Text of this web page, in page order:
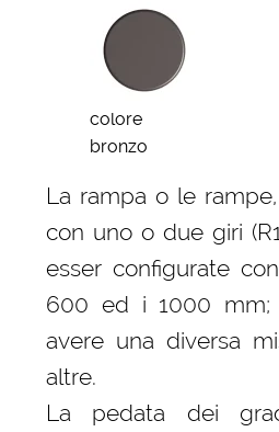
colore
bronzo
La rampa o le
con uno o due giri
esser configurate
600 ed i 1000 mm;
avere una diversa
altre.
La pedata dei